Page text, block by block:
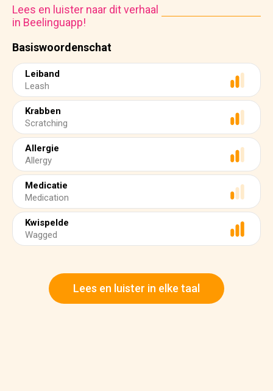
Basiswoordenschat
Leiband
Leash
Krabben
Scratching
Allergie
Allergy
Medicatie
Medication
Kwispelde
Wagged
Lees en luister naar dit verhaal
in Beelinguapp!
Lees en luister in elke taal